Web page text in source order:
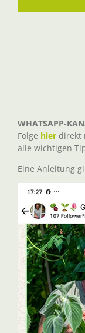
WHATSAPP-
Folge hier direkt
alle wichtigen
Eine Anleitung